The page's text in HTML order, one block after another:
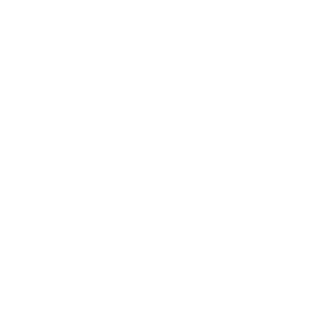
ou passer directement à la navigation dans le